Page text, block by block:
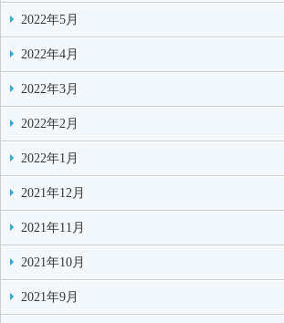
2022年5月
2022年4月
2022年3月
2022年2月
2022年1月
2021年12月
2021年11月
2021年10月
2021年9月